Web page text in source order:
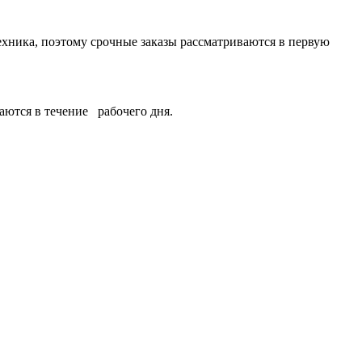
поэтому срочные заказы рассматриваются в первую
в течение
рабочего дня.